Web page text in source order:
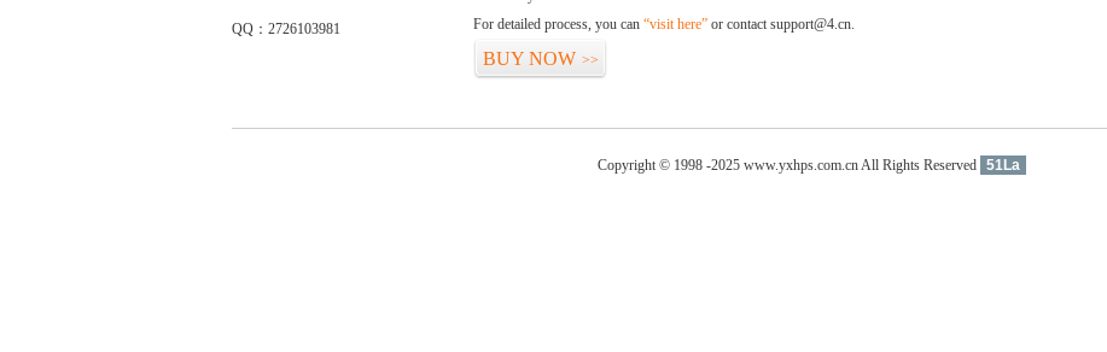
QQ：2726103981
For detailed process, you can “visit here” or contact support@4.cn.
BUY NOW >>
Copyright © 1998 -2025 www.yxhps.com.cn All Rights Reserved 51La